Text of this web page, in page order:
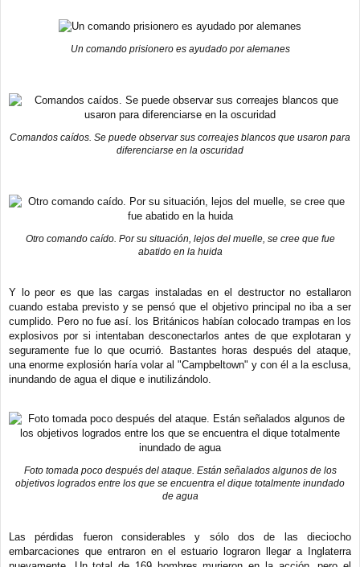
Un comando prisionero es ayudado por alemanes
Comandos caídos. Se puede observar sus correajes blancos que usaron para
diferenciarse en la oscuridad
Otro comando caído. Por su situación, lejos del muelle, se cree que fue
abatido en la huida
Y lo peor es que las cargas instaladas en el destructor no estallaron
cuando estaba previsto y se pensó que el objetivo principal no iba a ser
cumplido. Pero no fue así. los Británicos habían colocado trampas en los
explosivos por si intentaban desconectarlos antes de que explotaran y
seguramente fue lo que ocurrió. Bastantes horas después del ataque,
una enorme explosión haría volar al "Campbeltown" y con él a la esclusa,
inundando de agua el dique e inutilizándolo.
Foto tomada poco después del ataque. Están señalados algunos de los
objetivos logrados entre los que se encuentra el dique totalmente inundado
de agua
Las pérdidas fueron considerables y sólo dos de las dieciocho
embarcaciones que entraron en el estuario lograron llegar a Inglaterra